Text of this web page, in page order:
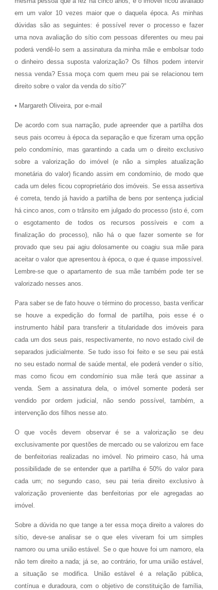
em um valor 10 vezes maior que o daquela época. As minhas
dúvidas são as seguintes: é possível rever o processo e fazer
uma nova avaliação do sítio com pessoas diferentes ou meu pai
poderá vendê-lo sem a assinatura da minha mãe e embolsar todo
o dinheiro dessa suposta valorização? Os filhos podem intervir
nessa venda? Essa moça com quem meu pai se relacionou tem
direito sobre o valor da venda do sítio?”
• Margareth Oliveira, por e-mail
De acordo com sua narração, pude apreender que a partilha dos
seus pais ocorreu à época da separação e que fizeram uma opção
pelo condomínio, mas garantindo a cada um o direito exclusivo
sobre a valorização do imóvel (e não a simples atualização
monetária do valor) ficando assim em condomínio, de modo que
cada um deles ficou coproprietário dos imóveis. Se essa assertiva
é correta, tendo já havido a partilha de bens por sentença judicial
há cinco anos, com o trânsito em julgado do processo (isto é, com
o esgotamento de todos os recursos possíveis e com a
finalização do processo), não há o que fazer somente se for
provado que seu pai agiu dolosamente ou coagiu sua mãe para
aceitar o valor que apresentou à época, o que é quase impossível.
Lembre-se que o apartamento de sua mãe também pode ter se
valorizado nesses anos.
Para saber se de fato houve o término do processo, basta verificar
se houve a expedição do formal de partilha, pois esse é o
instrumento hábil para transferir a titularidade dos imóveis para
cada um dos seus pais, respectivamente, no novo estado civil de
separados judicialmente. Se tudo isso foi feito e se seu pai está
no seu estado normal de saúde mental, ele poderá vender o sítio,
mas como ficou em condomínio sua mãe terá que assinar a
venda. Sem a assinatura dela, o imóvel somente poderá ser
vendido por ordem judicial, não sendo possível, também, a
intervenção dos filhos nesse ato.
O que vocês devem observar é se a valorização se deu
exclusivamente por questões de mercado ou se valorizou em face
de benfeitorias realizadas no imóvel. No primeiro caso, há uma
possibilidade de se entender que a partilha é 50% do valor para
cada um; no segundo caso, seu pai teria direito exclusivo à
valorização proveniente das benfeitorias por ele agregadas ao
imóvel.
Sobre a dúvida no que tange a ter essa moça direito a valores do
sítio, deve-se analisar se o que eles viveram foi um simples
namoro ou uma união estável. Se o que houve foi um namoro, ela
não tem direito a nada; já se, ao contrário, for uma união estável,
a situação se modifica. União estável é a relação pública,
contínua e duradoura, com o objetivo de constituição de família,